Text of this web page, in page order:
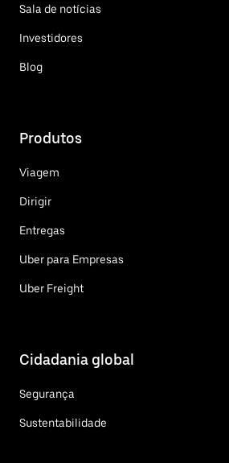
Sala de notícias
Investidores
Blog
Produtos
Viagem
Dirigir
Entregas
Uber para Empresas
Uber Freight
Cidadania global
Segurança
Sustentabilidade